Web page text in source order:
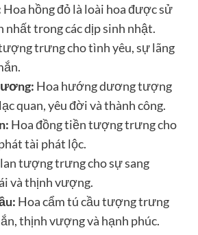
Hoa hồng đỏ là loài hoa được sử
nhất trong các dịp sinh nhật.
trưng cho tình yêu, sự lãng
Hoa hướng dương tượng
quan, yêu đời và thành công.
Hoa đồng tiền tượng trưng cho
tài phát lộc.
tượng trưng cho sự sang
và thịnh vượng.
Hoa cẩm tú cầu tượng trưng
thịnh vượng và hạnh phúc.